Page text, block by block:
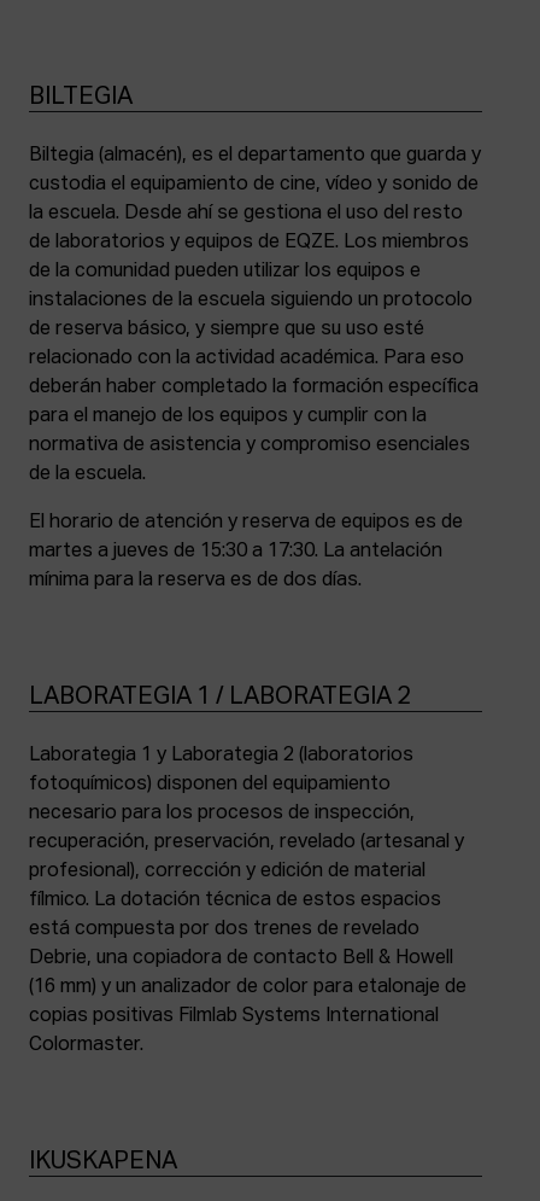
BILTEGIA
Biltegia (almacén), es el departamento que guarda y
custodia el equipamiento de cine, vídeo y sonido de
la escuela. Desde ahí se gestiona el uso del resto
de laboratorios y equipos de EQZE. Los miembros
de la comunidad pueden utilizar los equipos e
instalaciones de la escuela siguiendo un protocolo
de reserva básico, y siempre que su uso esté
relacionado con la actividad académica. Para eso
deberán haber completado la formación específica
para el manejo de los equipos y cumplir con la
normativa de asistencia y compromiso esenciales
de la escuela.
El horario de atención y reserva de equipos es de
martes a jueves de 15:30 a 17:30. La antelación
mínima para la reserva es de dos días.
LABORATEGIA 1 / LABORATEGIA 2
Laborategia 1 y Laborategia 2 (laboratorios
fotoquímicos) disponen del equipamiento
necesario para los procesos de inspección,
recuperación, preservación, revelado (artesanal y
profesional), corrección y edición de material
fílmico. La dotación técnica de estos espacios
está compuesta por dos trenes de revelado
Debrie, una copiadora de contacto Bell & Howell
(16 mm) y un analizador de color para etalonaje de
copias positivas Filmlab Systems International
Colormaster.
IKUSKAPENA